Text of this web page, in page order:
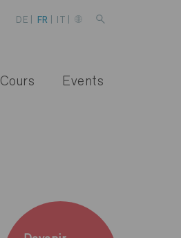
DE FR
Cours Events